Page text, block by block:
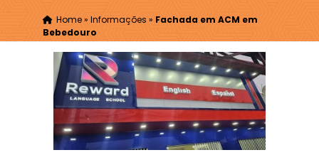
Home» Informações » Fachada em ACM em
Bebedouro